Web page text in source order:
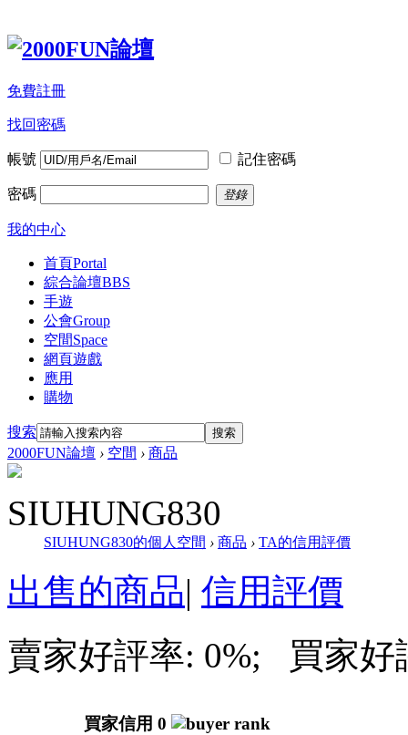
免費註冊
找回密碼
帳號 記住密碼
密碼 登錄
我的中心
首頁Portal
綜合論壇BBS
手遊
公會Group
空間Space
網頁遊戲
應用
購物
搜索 搜索
2000FUN論壇 › 空間 › 商品
SIUHUNG830
SIUHUNG830的個人空間 › 商品 › TA的信用評價
出售的商品| 信用評價
賣家好評率: 0%; 買家好
買家信用 0